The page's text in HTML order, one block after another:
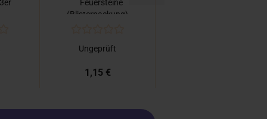
Feuersteine
(Blisterpackung)...
Ungeprüft
1,15 €